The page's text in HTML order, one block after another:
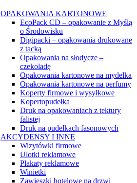
OPAKOWANIA KARTONOWE
EcoPack CD – opakowanie z Myślą
o Środowisku
Digipacki – opakowania drukowane
z tacką
Opakowania na słodycze –
czekoladę
Opakowania kartonowe na mydełka
Opakowania kartonowe na perfumy
Koperty firmowe i wysyłkowe
Kopertopudełka
Druk na opakowaniach z tektury
falistej
Druk na pudełkach fasonowych
AKCYDENSY I INNE
Wizytówki firmowe
Ulotki reklamowe
Plakaty reklamowe
Winietki
Zawieszki hotelowe na drzwi